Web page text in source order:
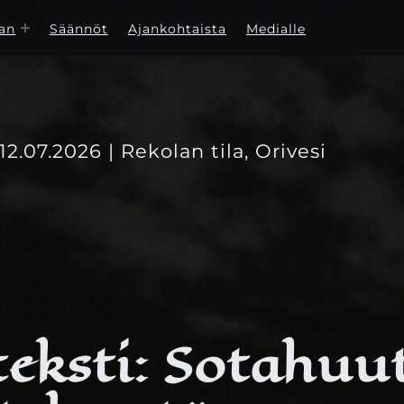
Säännöt Ajankohtaista Medialle
| Rekolan tila, Orivesi